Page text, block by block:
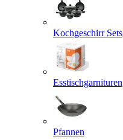
Kochgeschirr Sets
Esstischgarnituren
Pfannen